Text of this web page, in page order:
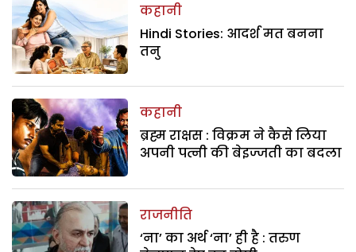
कहानी
Hindi Stories: आदर्श मत बनना
तनु
कहानी
ब्रह्म राक्षस : विक्रम ने कैसे लिया
अपनी पत्नी की बेइज्जती का बदला
राजनीति
‘ना’ का अर्थ ‘ना’ ही है : तरुण